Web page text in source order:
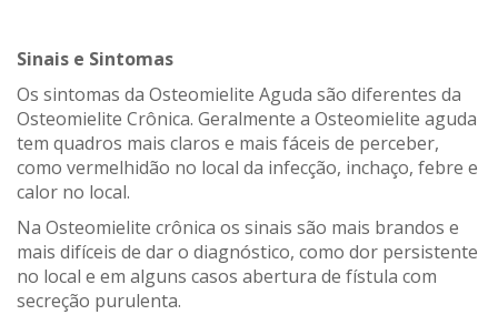
Sinais e Sintomas
Os sintomas da Osteomielite Aguda são diferentes da
Osteomielite Crônica. Geralmente a Osteomielite aguda
tem quadros mais claros e mais fáceis de perceber,
como vermelhidão no local da infecção, inchaço, febre e
calor no local.
Na Osteomielite crônica os sinais são mais brandos e
mais difíceis de dar o diagnóstico, como dor persistente
no local e em alguns casos abertura de fístula com
secreção purulenta.